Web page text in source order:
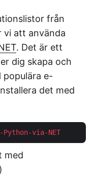
från
vi att använda
. Det är ett
dig skapa och
populära e-
det med
via-NET
med